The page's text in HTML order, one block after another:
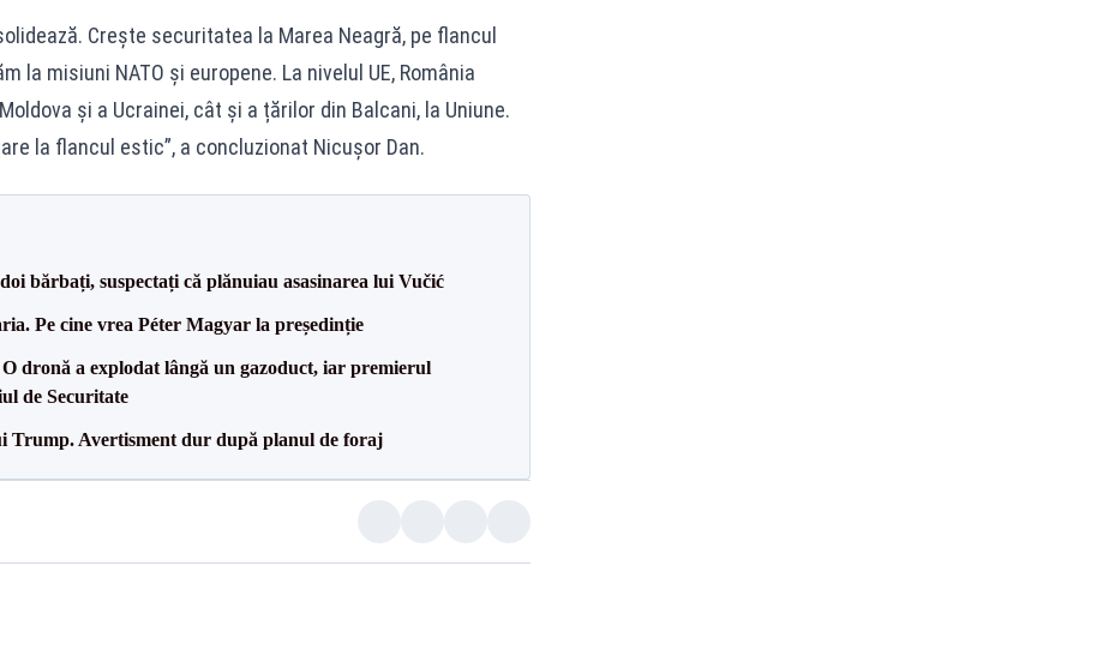
Crește securitatea la Marea Neagră, pe flancul
la misiuni NATO și europene. La nivelul UE, România
și a Ucrainei, cât și a țărilor din Balcani, la Uniune.
la flancul estic”, a concluzionat Nicușor Dan.
bărbați, suspectați că plănuiau asasinarea lui Vučić
Pe cine vrea Péter Magyar la președinție
dronă a explodat lângă un gazoduct, iar premierul
de Securitate
Trump. Avertisment dur după planul de foraj